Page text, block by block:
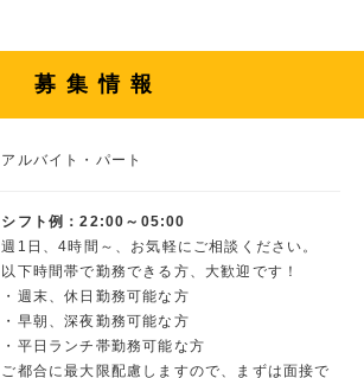
募集情報
アルバイト・パート
シフト例：22:00～05:00
週1日、4時間～、お気軽にご相談ください。
以下時間帯で勤務できる方、大歓迎です！
・週末、休日勤務可能な方
・早朝、深夜勤務可能な方
・平日ランチ帯勤務可能な方
ご都合に最大限配慮しますので、まずは面接で